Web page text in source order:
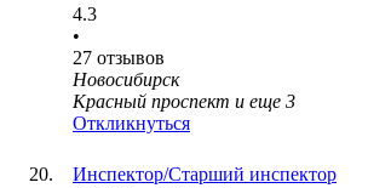
4.3
•
27 отзывов
Новосибирск
Красный проспект и еще 3
Откликнуться
Инспектор/Старший инспектор